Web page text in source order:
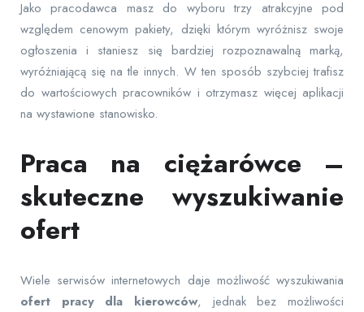
Jako pracodawca masz do wyboru trzy atrakcyjne pod
względem cenowym pakiety, dzięki którym wyróżnisz swoje
ogłoszenia i staniesz się bardziej rozpoznawalną marką,
wyróżniającą się na tle innych. W ten sposób szybciej trafisz
do wartościowych pracowników i otrzymasz więcej aplikacji
na wystawione stanowisko.
Praca na ciężarówce –
skuteczne wyszukiwanie
ofert
Wiele serwisów internetowych daje możliwość wyszukiwania
ofert pracy dla kierowców, jednak bez możliwości